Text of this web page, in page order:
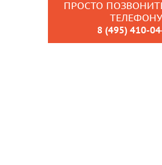
ПРОСТО
ТЕЛЕФОНУ
8 (495) 410-